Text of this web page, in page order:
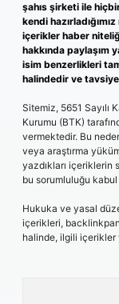
şahıs şirketi ile
kendi
içerikler haber
hakkında paylaşım
isim benzerlikleri
halindedir ve
Sitemiz, 5651 Sayılı
Kurumu (BTK)
vermektedir. Bu
veya araştırma
yazdıkları içeriklerin
bu sorumluluğu kabul
Hukuka ve yasal
içerikleri,
halinde, ilgili içerikler